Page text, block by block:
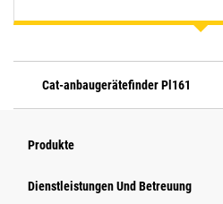
Cat-anbaugerätefinder Pl161
Produkte
Dienstleistungen Und Betreuung